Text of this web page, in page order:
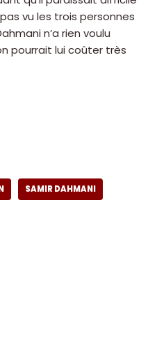
vu les trois personnes
n’a rien voulu
pourrait lui coûter très
SAMIR DAHMANI